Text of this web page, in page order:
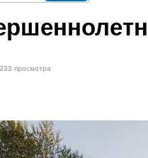
просмотра